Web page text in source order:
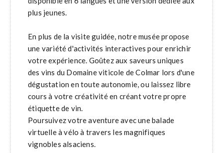
plus jeunes.
En plus de la visite guidée, notre musée propose
une variété d'activités interactives pour enrichir
votre expérience. Goûtez aux saveurs uniques
des vins du Domaine viticole de Colmar lors d'une
dégustation en toute autonomie, ou laissez libre
cours à votre créativité en créant votre propre
étiquette de vin.
Poursuivez votre aventure avec une balade
virtuelle à vélo à travers les magnifiques
vignobles alsaciens.